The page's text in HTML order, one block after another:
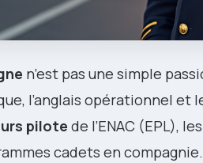
n’est pas une simple
l’anglais opérationnel et
pilote de l’ENAC (EPL),
cadets en